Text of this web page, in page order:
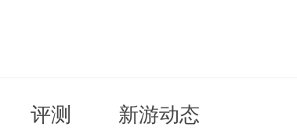
评测 新游动态